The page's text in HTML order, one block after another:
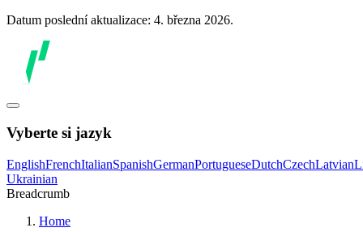
Datum poslední aktualizace: 4. března 2026.
Vyberte si jazyk
EnglishFrenchItalianSpanishGermanPortugueseDutchCzechLatvian
Ukrainian
Breadcrumb
Home